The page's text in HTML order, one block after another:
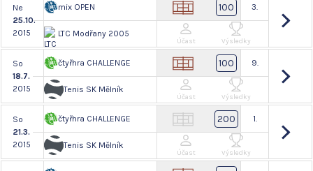
Ne
25.10.
2015
mix OPEN
LTC Modřany 2005
100 3.
Účast Výsledky
So
18.7.
2015
čtyřhra CHALLENGE
Tenis SK Mělník
100 9.
Účast Výsledky
So
21.3.
2015
čtyřhra CHALLENGE
Tenis SK Mělník
200 1.
Účast Výsledky